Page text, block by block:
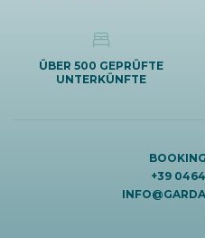
ÜBER 500 GEPRÜFTE
UNTERKÜNFTE
+39